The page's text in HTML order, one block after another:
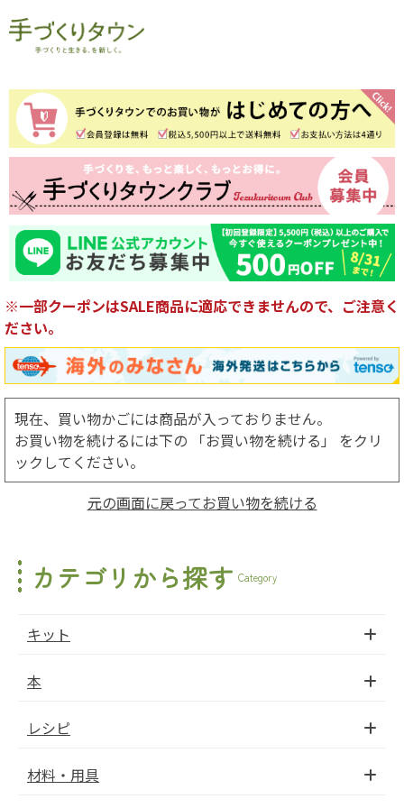
※一部クーポンはSALE商品に適応できませんので、ご注意く
ださい。
現在、買い物かごには商品が入っておりません。
お買い物を続けるには下の 「お買い物を続ける」 をクリ
ックしてください。
元の画面に戻ってお買い物を続ける
カテゴリから探す Category
キット
本
レシピ
材料・用具